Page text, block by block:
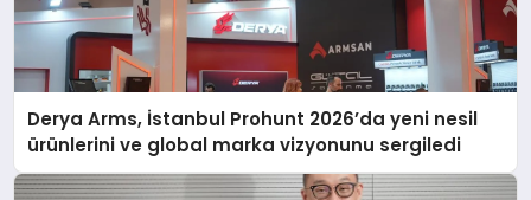
Derya Arms, İstanbul Prohunt 2026’da yeni nesil
ürünlerini ve global marka vizyonunu sergiledi